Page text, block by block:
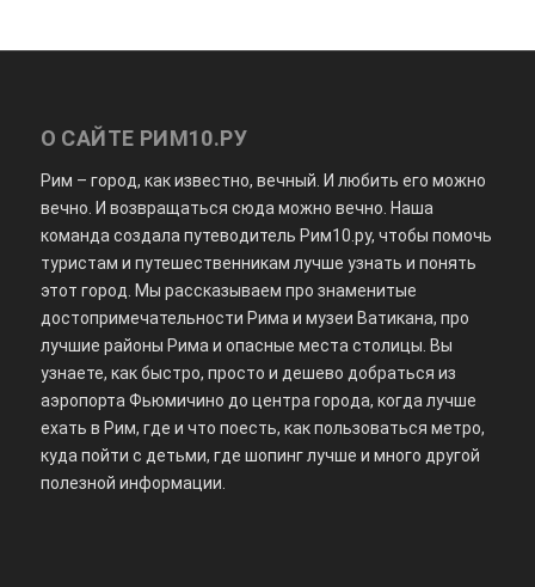
О САЙТЕ РИМ10.РУ
Рим – город, как известно, вечный. И любить его можно
вечно. И возвращаться сюда можно вечно. Наша
команда создала путеводитель Рим10.ру, чтобы помочь
туристам и путешественникам лучше узнать и понять
этот город. Мы рассказываем про знаменитые
достопримечательности Рима и музеи Ватикана, про
лучшие районы Рима и опасные места столицы. Вы
узнаете, как быстро, просто и дешево добраться из
аэропорта Фьюмичино до центра города, когда лучше
ехать в Рим, где и что поесть, как пользоваться метро,
куда пойти с детьми, где шопинг лучше и много другой
полезной информации.